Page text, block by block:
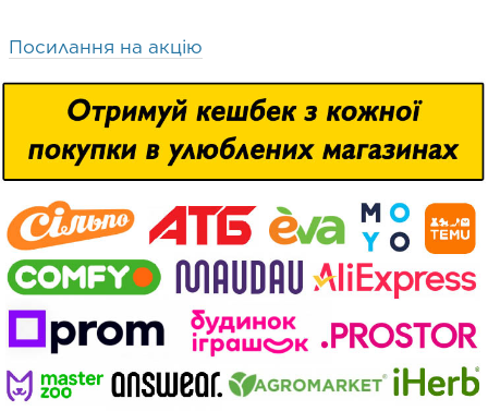
Посилання на акцію